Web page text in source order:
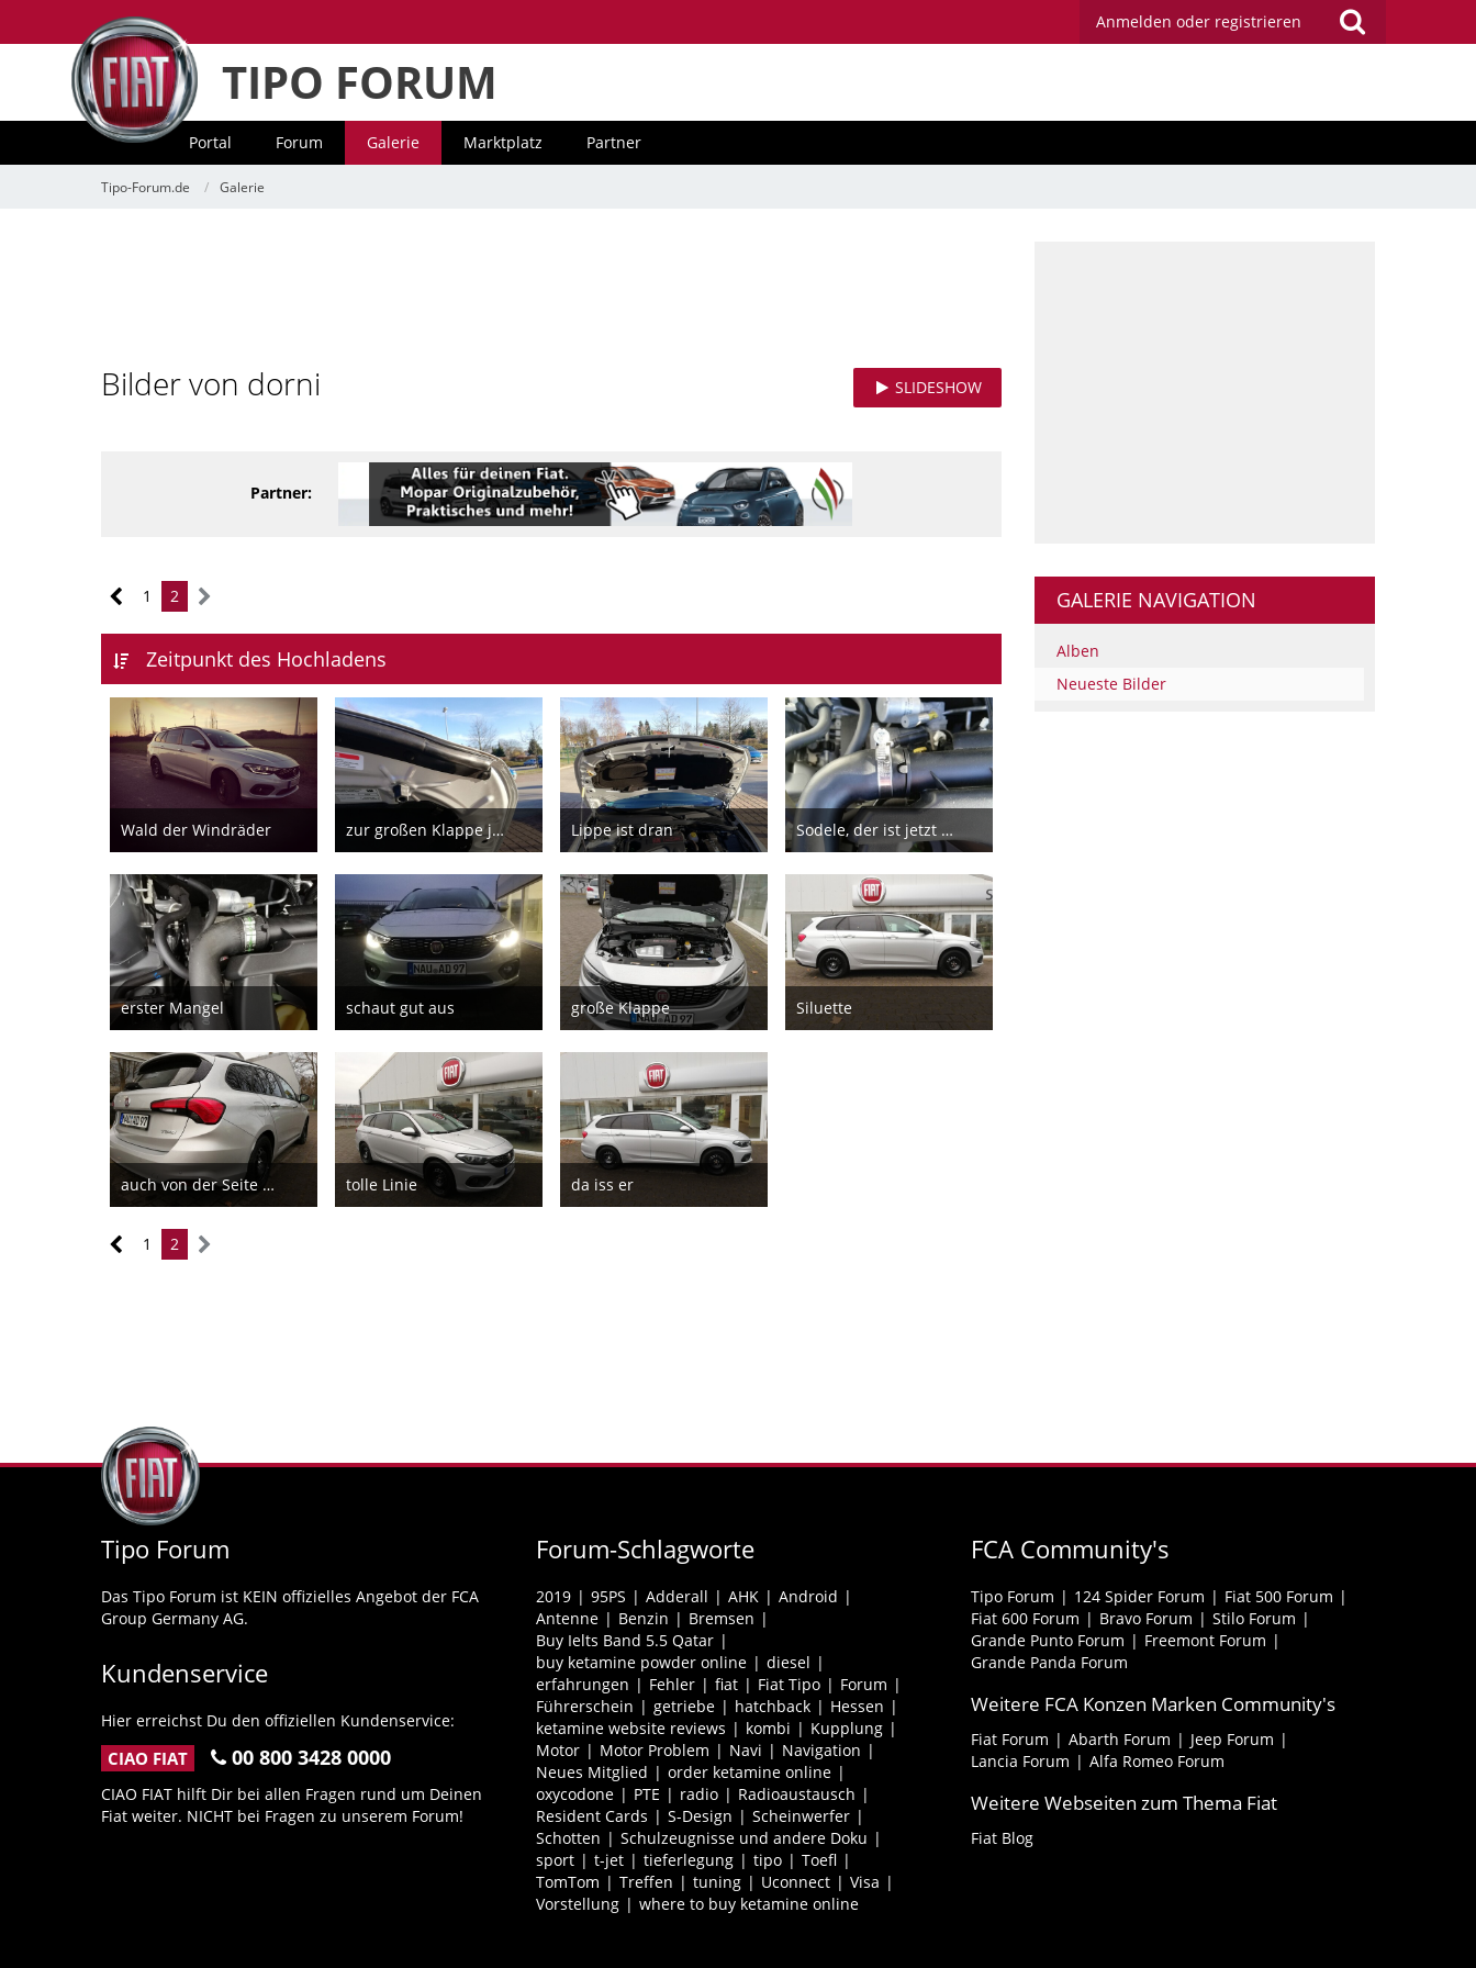
Anmelden oder registrieren
TIPO FORUM
Portal Forum Galerie Marktplatz Partner
Tipo-Forum.de Galerie
Bilder von dorni SLIDESHOW
Partner:
1 2
Zeitpunkt des Hochladens
Wald der Windräder
27. Februar 2019
12
zur großen Klappe jetzt die dicke Lippe
22. Februar 2019
7
Lippe ist dran
22. Februar 2019
9
Sodele, der ist jetzt neu und ganz
22. Februar 2019
6
erster Mangel
21. Februar 2019
4
schaut gut aus
21. Februar 2019
8
große Klappe
21. Februar 2019
8
Siluette
21. Februar 2019
auch von der Seite aus
21. Februar 2019
tolle Linie
21. Februar 2019
da iss er
21. Februar 2019
1 2
GALERIE NAVIGATION
Alben
Neueste Bilder
Tipo Forum
Das Tipo Forum ist KEIN offizielles Angebot der FCA
Group Germany AG.
Kundenservice
Hier erreichst Du den offiziellen Kundenservice:
CIAO FIAT 00 800 3428 0000
CIAO FIAT hilft Dir bei allen Fragen rund um Deinen
Fiat weiter. NICHT bei Fragen zu unserem Forum!
Forum-Schlagworte
2019 95PS Adderall AHK
Android
Antenne
Benzin
Bremsen
Buy Ielts Band 5.5 Qatar
buy ketamine powder online
diesel
erfahrungen
Fehler fiat Fiat Tipo
Forum
Führerschein
getriebe hatchback
Hessen
ketamine website reviews
kombi
Kupplung
Motor
Motor Problem Navi
Navigation
Neues Mitglied
order ketamine online
oxycodone
PTE radio
Radioaustausch
Resident Cards
S-Design
Scheinwerfer
Schotten
Schulzeugnisse und andere Doku
sport
t-jet tieferlegung tipo
Toefl
TomTom
Treffen tuning Uconnect
Visa
Vorstellung
where to buy ketamine online
FCA Community's
Tipo Forum 124 Spider Forum
Fiat 500 Forum
Fiat 600 Forum
Bravo Forum
Stilo Forum
Grande Punto Forum
Freemont Forum
Grande Panda Forum
Weitere FCA Konzen Marken Community's
Fiat Forum Abarth Forum
Jeep Forum
Lancia Forum
Alfa Romeo Forum
Weitere Webseiten zum Thema Fiat
Fiat Blog